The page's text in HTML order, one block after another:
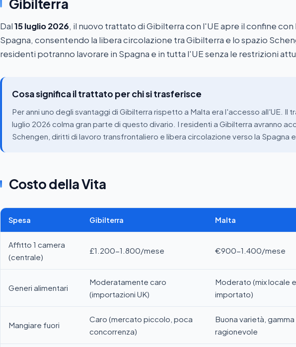
Gibilterra
Dal15 luglio 2026, il nuovo trattato di Gibilterra con l'UE apre il confine con
Spagna, consentendo la libera circolazione tra Gibilterra e lo spazio
residenti potranno lavorare in Spagna e in tutta l'UE senza le restrizioni
Cosa significa il trattato per chi si trasferisce
Per anni uno degli svantaggi di Gibilterra rispetto a Malta era l'accesso all'UE. Il
luglio 2026 colma gran parte di questo divario. I residenti a Gibilterra avranno
Schengen, diritti di lavoro transfrontaliero e libera circolazione verso la Spagna e
Costo della Vita
Spesa Gibilterra Malta
Affitto 1 camera
(centrale)
£1.200-1.800/mese €900-1.400/mese
Generi alimentari
Moderatamente caro
(importazioni UK)
Moderato (mix locale e
importato)
Mangiare fuori
Caro (mercato piccolo, poca
concorrenza)
Buona varietà,
ragionevole